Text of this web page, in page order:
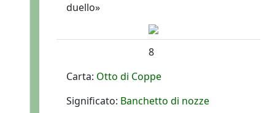
duello»
8
Carta: Otto di Coppe
Significato: Banchetto di nozze